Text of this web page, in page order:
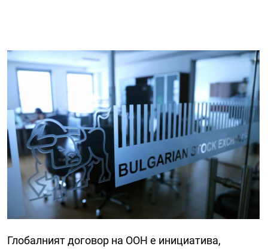
Глобалният договор на ООН e инициатива,